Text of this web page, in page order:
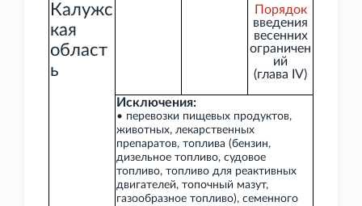
Калужс
кая
област
ь
Порядок
введения
весенних
ограничен
ий
(глава IV)
Исключения:
• перевозки пищевых продуктов,
животных, лекарственных
препаратов, топлива (бензин,
дизельное топливо, судовое
топливо, топливо для реактивных
двигателей, топочный мазут,
газообразное топливо), семенного